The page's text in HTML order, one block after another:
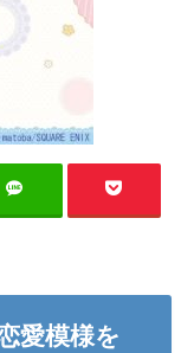
愛模様を